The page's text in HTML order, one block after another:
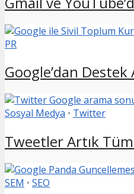
PR
Google’dan
Sosyal Medya • Twitter
Tweetler Artık Tüm
SEM • SEO